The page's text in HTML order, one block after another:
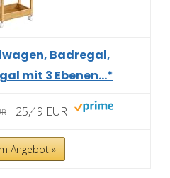
Badregal,
mit 3 Ebenen...*
25,49 EUR
Angebot »